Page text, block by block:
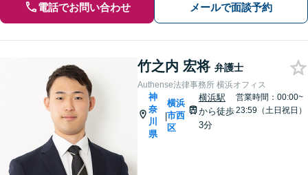
電話でお問い合わせ メールで面談予約
竹之内 宏将 弁護士
Authense法律事務所 横浜オフィス
神
奈
川
県
|
横浜
市西
区
横浜駅
から徒歩
3分
営業時間：00:00~
23:59（土日祝日）